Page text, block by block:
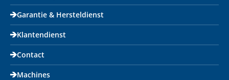
Garantie & Hersteldienst
Klantendienst
Contact
Machines